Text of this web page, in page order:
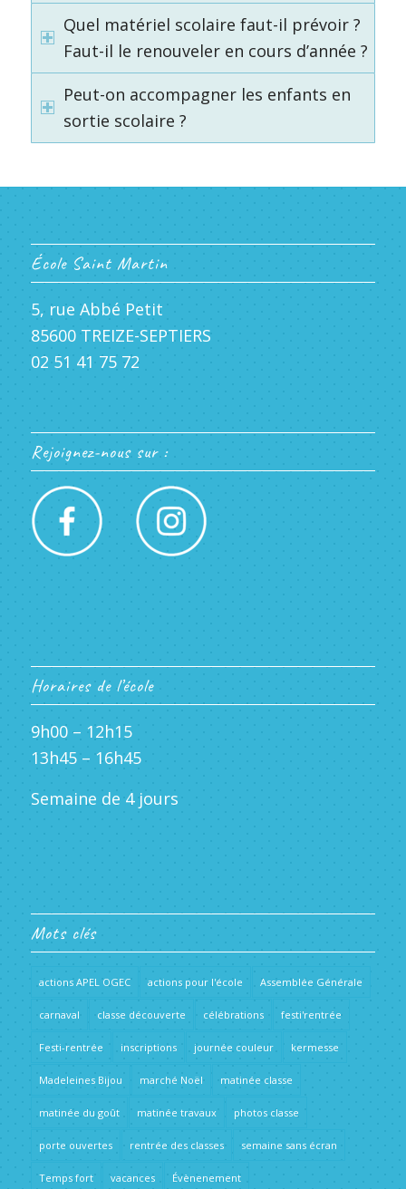
Quel matériel scolaire faut-il prévoir ?
Faut-il le renouveler en cours d’année ?
Peut-on accompagner les enfants en
sortie scolaire ?
École Saint Martin
5, rue Abbé Petit
85600 TREIZE-SEPTIERS
02 51 41 75 72
Rejoignez-nous sur :
Horaires de l’école
9h00 – 12h15
13h45 – 16h45
Semaine de 4 jours
Mots clés
actions APEL OGEC actions pour l'école Assemblée Générale
carnaval classe découverte célébrations festi'rentrée
Festi-rentrée inscriptions journée couleur kermesse
Madeleines Bijou marché Noël matinée classe
matinée du goût matinée travaux photos classe
porte ouvertes rentrée des classes semaine sans écran
Temps fort vacances Évènenement